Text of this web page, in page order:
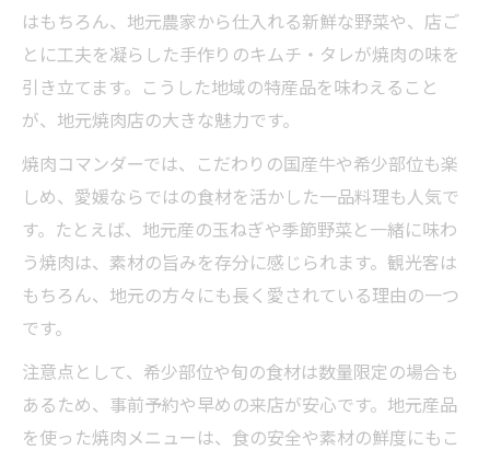
はもちろん、地元農家から仕入れる新鮮な野菜や、店ご
とに工夫を凝らした手作りのキムチ・タレが焼肉の味を
引き立てます。こうした地域の特産品を味わえること
が、地元焼肉店の大きな魅力です。
焼肉コマンダーでは、こだわりの国産牛や希少部位も楽
しめ、愛媛ならではの食材を活かした一品料理も人気で
す。たとえば、地元産の玉ねぎや季節野菜と一緒に味わ
う焼肉は、素材の旨みを存分に感じられます。観光客は
もちろん、地元の方々にも長く愛されている理由の一つ
です。
注意点として、希少部位や旬の食材は数量限定の場合も
あるため、事前予約や早めの来店が安心です。地元産品
を使った焼肉メニューは、食の安全や素材の鮮度にもこ